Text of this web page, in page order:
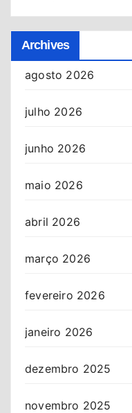
Archives
agosto 2026
julho 2026
junho 2026
maio 2026
abril 2026
março 2026
fevereiro 2026
janeiro 2026
dezembro 2025
novembro 2025